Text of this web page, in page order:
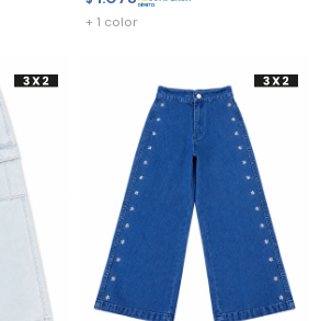
+ 1 color